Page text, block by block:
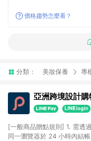
價格趨勢怎麼看？
分類： 美妝保養 專
亞洲跨境設計
[一般商品贈點規則] 1. 需透
同一瀏覽器於 24 小時內結